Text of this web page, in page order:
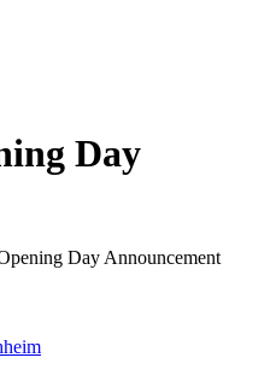
Day
Day Announcement